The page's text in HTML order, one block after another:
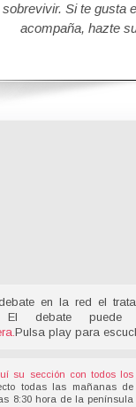
Si te gusta
acompaña, hazte
en la red el
El debate
.Pulsa play para
su sección con todos los
todas las mañanas de
8:30 hora de la península